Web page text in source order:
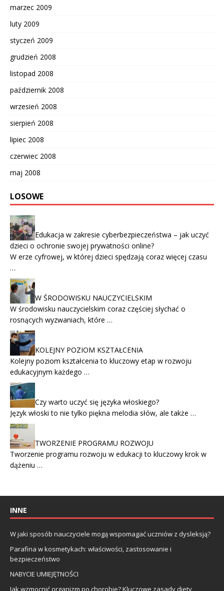
marzec 2009
luty 2009
styczeń 2009
grudzień 2008
listopad 2008
październik 2008
wrzesień 2008
sierpień 2008
lipiec 2008
czerwiec 2008
maj 2008
LOSOWE
Edukacja w zakresie cyberbezpieczeństwa – jak uczyć
dzieci o ochronie swojej prywatności online?
W erze cyfrowej, w której dzieci spędzają coraz więcej czasu
…
W ŚRODOWISKU NAUCZYCIELSKIM
W środowisku nauczycielskim coraz częściej słychać o
rosnących wyzwaniach, które …
KOLEJNY POZIOM KSZTAŁCENIA
Kolejny poziom kształcenia to kluczowy etap w rozwoju
edukacyjnym każdego …
Czy warto uczyć się języka włoskiego?
Język włoski to nie tylko piękna melodia słów, ale także …
TWORZENIE PROGRAMU ROZWOJU
Tworzenie programu rozwoju w edukacji to kluczowy krok w
dążeniu …
INNE
W jaki sposób nauczyciele mogą wspomagać uczniów z dysleksją?
Parafina w kosmetykach: właściwości, zastosowanie i
bezpieczeństwo
NABYCIE UMIEJĘTNOŚCI
Jak wzmocnić organizm po chorobie? Kluczowe zasady diety